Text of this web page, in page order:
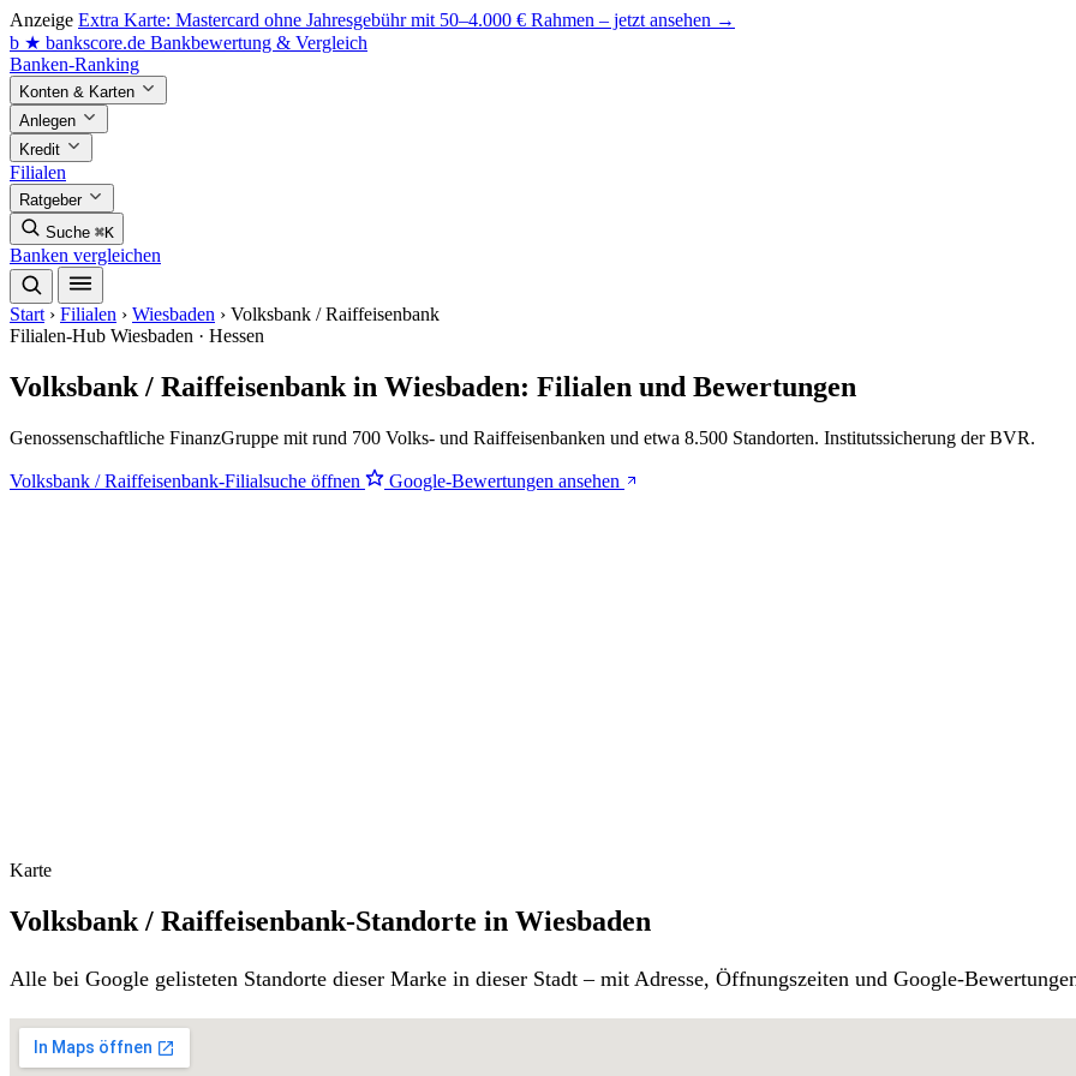
Anzeige Extra Karte: Mastercard ohne Jahresgebühr mit 50–4.000 € Rahmen – jetzt ansehen →
b ★ bankscore.de Bankbewertung & Vergleich
Banken-Ranking
Konten & Karten
Anlegen
Kredit
Filialen
Ratgeber
Suche ⌘K
Banken vergleichen
Start › Filialen › Wiesbaden › Volksbank / Raiffeisenbank
Filialen-Hub Wiesbaden · Hessen
Volksbank / Raiffeisenbank in Wiesbaden: Filialen und Bewertungen
Genossenschaftliche FinanzGruppe mit rund 700 Volks- und Raiffeisenbanken und etwa 8.500 Standorten. Institutssicherung der BVR.
Volksbank / Raiffeisenbank-Filialsuche öffnen Google-Bewertungen ansehen
Karte
Volksbank / Raiffeisenbank-Standorte in Wiesbaden
Alle bei Google gelisteten Standorte dieser Marke in dieser Stadt – mit Adresse, Öffnungszeiten und Google-